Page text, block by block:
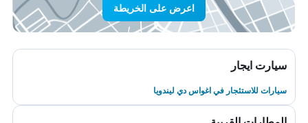
اعرض على الخريطة
سيارت ايجار
سيارات للاستئجار في اغواس دي ليندويا